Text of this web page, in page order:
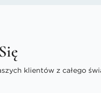
klientów z całego